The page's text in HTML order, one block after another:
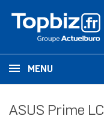
MENU
ASUS Prime